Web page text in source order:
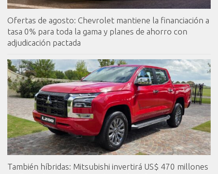
Ofertas de agosto: Chevrolet mantiene la financiación a
tasa 0% para toda la gama y planes de ahorro con
adjudicación pactada
También híbridas: Mitsubishi invertirá US$ 470 millones